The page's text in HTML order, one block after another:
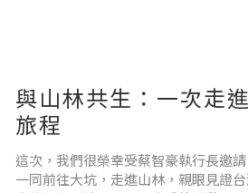
與山林共生：一次走
旅程
這次，我們很榮幸受蔡智豪執行長邀
一同前往大坑，走進山林，親眼見證